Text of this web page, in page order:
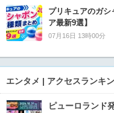
プリキュアのガシ
ア最新9選】
07月16日 13時00分
エンタメ | アクセスランキ
ピューロランド